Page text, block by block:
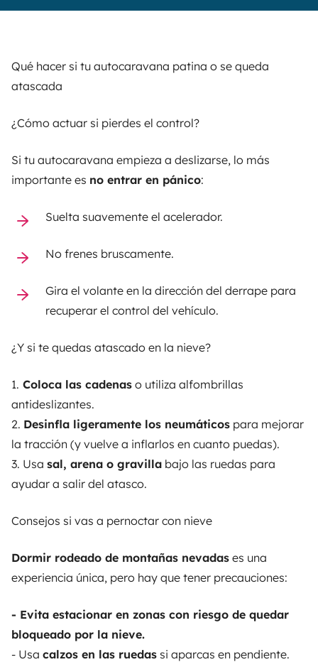
Qué hacer si tu autocaravana patina o se queda
atascada
¿Cómo actuar si pierdes el control?
Si tu autocaravana empieza a deslizarse, lo más
importante es no entrar en pánico:
Suelta suavemente el acelerador.
No frenes bruscamente.
Gira el volante en la dirección del derrape para
recuperar el control del vehículo.
¿Y si te quedas atascado en la nieve?
1. Coloca las cadenas o utiliza alfombrillas
antideslizantes.
2. Desinfla ligeramente los neumáticos para mejorar
la tracción (y vuelve a inflarlos en cuanto puedas).
3. Usa sal, arena o gravilla bajo las ruedas para
ayudar a salir del atasco.
Consejos si vas a pernoctar con nieve
Dormir rodeado de montañas nevadas es una
experiencia única, pero hay que tener precauciones:
- Evita estacionar en zonas con riesgo de quedar
bloqueado por la nieve.
- Usa calzos en las ruedas si aparcas en pendiente.